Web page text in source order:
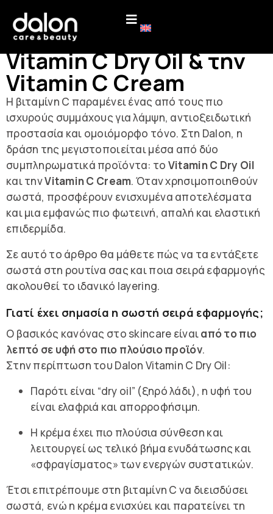
Πώς να
χρησιμοποιήσετε το
Vitamin C Dry Oil & την
Vitamin C Cream
Η βιταμίνη C παραμένει ένας από τους πιο
ισχυρούς συμμάχους για λάμψη, αντιοξειδωτική
προστασία και ομοιόμορφο τόνο. Στη Dalon, η
δράση της μεγιστοποιείται μέσα από δύο
συμπληρωματικά προϊόντα: το Vitamin C Dry Oil
και τηνVitamin C Cream. Όταν χρησιμοποιηθούν
σωστά, προσφέρουν ενισχυμένα αποτελέσματα
και μια εμφανώς πιο φωτεινή, απαλή και ελαστική
επιδερμίδα.
Σε αυτό το άρθρο θα μάθετε πώς να τα εντάξετε
σωστά στη ρουτίνα σας και ποια σειρά εφαρμογής
ακολουθεί το ιδανικό layering.
Γιατί έχει σημασία η σωστή σειρά εφαρμογής;
Ο βασικός κανόνας στο skincare είναιαπό το πιο
λεπτό σε υφή στο πιο πλούσιο προϊόν.
Στην περίπτωση του Dalon Vitamin C Dry Oil:
Παρότι είναι “dry oil” (ξηρό λάδι), η υφή του
είναι ελαφριά και απορροφήσιμη.
Η κρέμα έχει πιο πλούσια σύνθεση και
λειτουργεί ως τελικό βήμα ενυδάτωσης και
«σφραγίσματος» των ενεργών συστατικών.
Έτσι επιτρέπουμε στη βιταμίνη C να διεισδύσει
σωστά, ενώ η κρέμα ενισχύει και παρατείνει τη